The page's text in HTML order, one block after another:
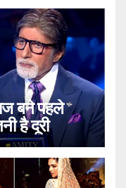
बने पहले
है दूरी